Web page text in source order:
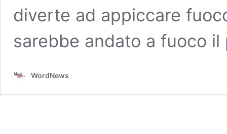
diverte ad appiccare
sarebbe andato a fuoco
WordNews